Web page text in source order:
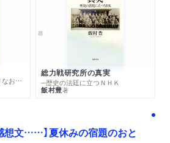
─スピーキングのためのやりなおし英文法スーパードリル
総力戦研究所の真実
─歴史の法廷に立つＮＨＫ
飯村豊著
想文……】夏休みの宿題のおと